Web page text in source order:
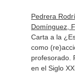
Pedrera
Domínguez,
Carta a la
como
profesorado.
en el Siglo